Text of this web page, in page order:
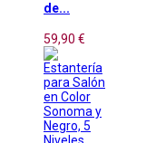
de...
59,90 €